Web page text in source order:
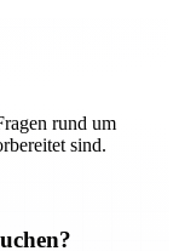
rund um
sind.